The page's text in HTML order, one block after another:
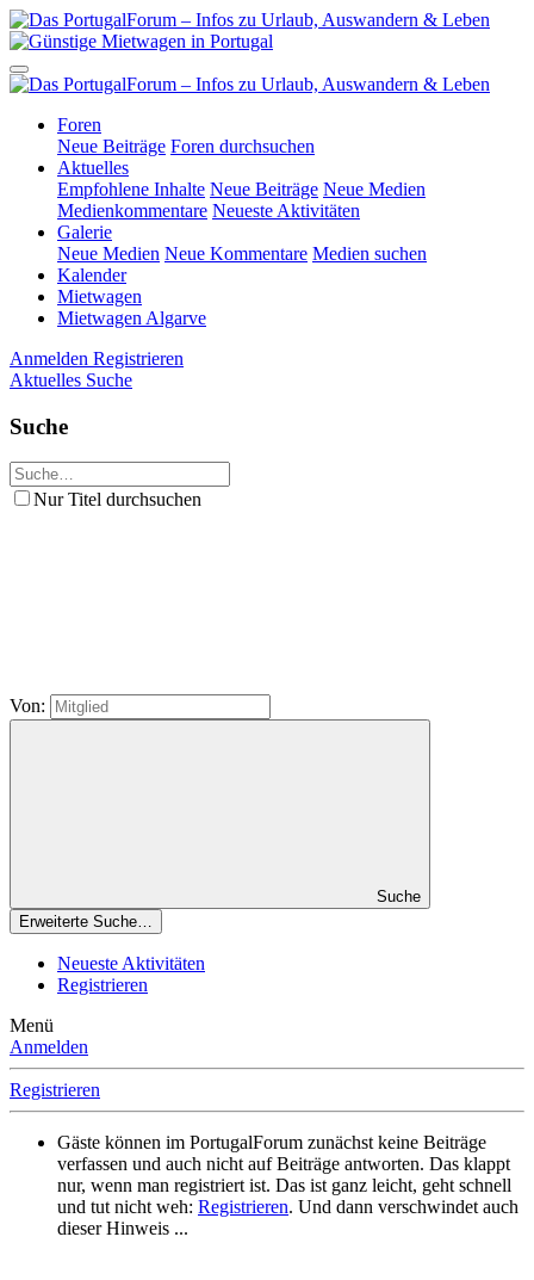
Foren
Neue Beiträge Foren durchsuchen
Aktuelles
Empfohlene Inhalte Neue Beiträge Neue Medien
Medienkommentare Neueste Aktivitäten
Galerie
Neue Medien Neue Kommentare Medien suchen
Kalender
Mietwagen
Mietwagen Algarve
Anmelden Registrieren
Aktuelles Suche
Suche
Nur Titel durchsuchen
Von:
Suche
Erweiterte Suche…
Neueste Aktivitäten
Registrieren
Menü
Anmelden
Registrieren
Gäste können im PortugalForum zunächst keine Beiträge
verfassen und auch nicht auf Beiträge antworten. Das klappt
nur, wenn man registriert ist. Das ist ganz leicht, geht schnell
und tut nicht weh: Registrieren. Und dann verschwindet auch
dieser Hinweis ...